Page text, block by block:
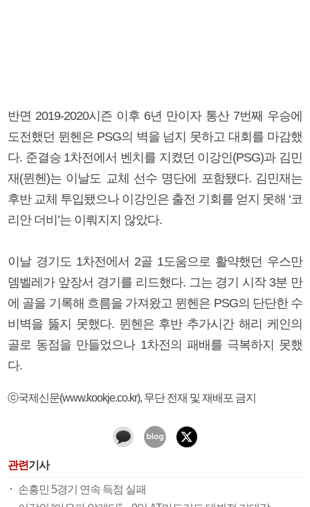
반면 2019-2020시즌 이후 6년 만이자 통산 7번째 우승에
도전했던 뮌헨은 PSG의 벽을 넘지 못하고 대회를 마감했
다. 준결승 1차전에서 벤치를 지켰던 이강인(PSG)과 김민
재(뮌헨)는 이날도 교체 선수 명단에 포함됐다. 김민재는
후반 교체 투입됐으나 이강인은 출전 기회를 얻지 못해 ‘코
리안 더비’는 이뤄지지 않았다.
이날 경기도 1차전에서 2골 1도움으로 활약했던 우스만
뎀벨레가 앞장서 경기를 리드했다. 그는 경기 시작 3분 만
에 골을 기록해 흐름을 가져왔고 뮌헨은 PSG의 단단한 수
비벽을 뚫지 못했다. 뮌헨은 후반 추가시간 해리 케인의
골로 동점을 만들었으나 1차전의 패배를 극복하지 못했
다.
ⓒ국제신문(www.kookje.co.kr), 무단 전재 및 재배포 금지
관련기사
손흥민 5경기 연속 득점 실패